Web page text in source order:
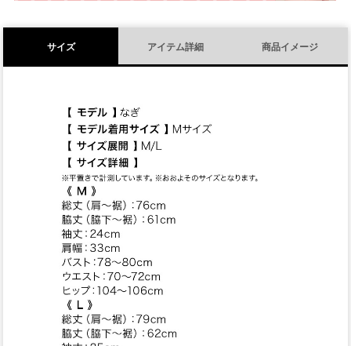
サイズ アイテム詳細 商品イメージ